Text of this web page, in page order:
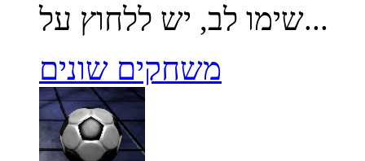
שימו לב, יש ללחוץ על...
משחקים שונים